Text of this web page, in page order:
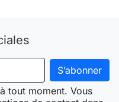
tout moment. Vous